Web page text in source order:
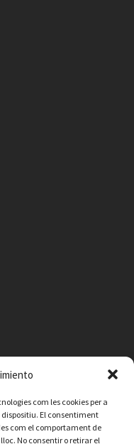
com les cookies per a
El consentiment
com el comportament de
No consentir o retirar el
YouTubeEmail
Política de cookies